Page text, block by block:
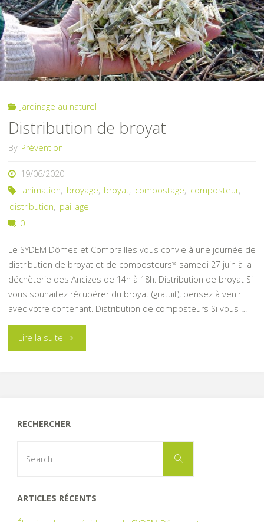
à
Pontaumur"
Jardinage au naturel
Distribution de broyat
By Prévention
19/06/2020
animation, broyage, broyat, compostage, composteur,
distribution, paillage
0
Le SYDEM Dômes et Combrailles vous convie à une journée de
distribution de broyat et de composteurs* samedi 27 juin à la
déchèterie des Ancizes de 14h à 18h. Distribution de broyat Si
vous souhaitez récupérer du broyat (gratuit), pensez à venir
avec votre contenant. Distribution de composteurs Si vous …
Lire la suite"Distribution
RECHERCHER
Search
ARTICLES RÉCENTS